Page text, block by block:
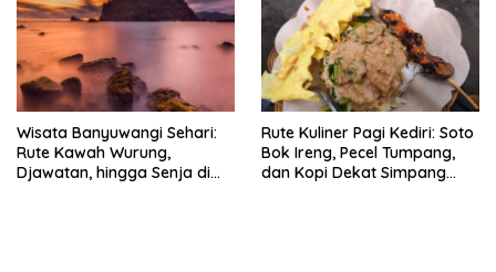
Wisata Banyuwangi Sehari:
Rute Kawah Wurung,
Djawatan, hingga Senja di
Rute Kuliner Pagi Kediri: Soto
Bok Ireng, Pecel Tumpang,
dan Kopi Dekat Simpang